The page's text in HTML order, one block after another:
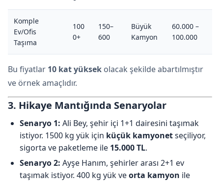
Komple
Ev/Ofis
Taşıma
100
0+
150–
600
Büyük
Kamyon
60.000 –
100.000
Bu fiyatlar 10 kat yüksek olacak şekilde abartılmıştır
ve örnek amaçlıdır.
3. Hikaye Mantığında Senaryolar
Senaryo 1: Ali Bey, şehir içi 1+1 dairesini taşımak
istiyor. 1500 kg yük için küçük kamyonetseçiliyor,
sigorta ve paketleme ile 15.000 TL.
Senaryo 2: Ayşe Hanım, şehirler arası 2+1 ev
taşımak istiyor. 400 kg yük veorta kamyon ile